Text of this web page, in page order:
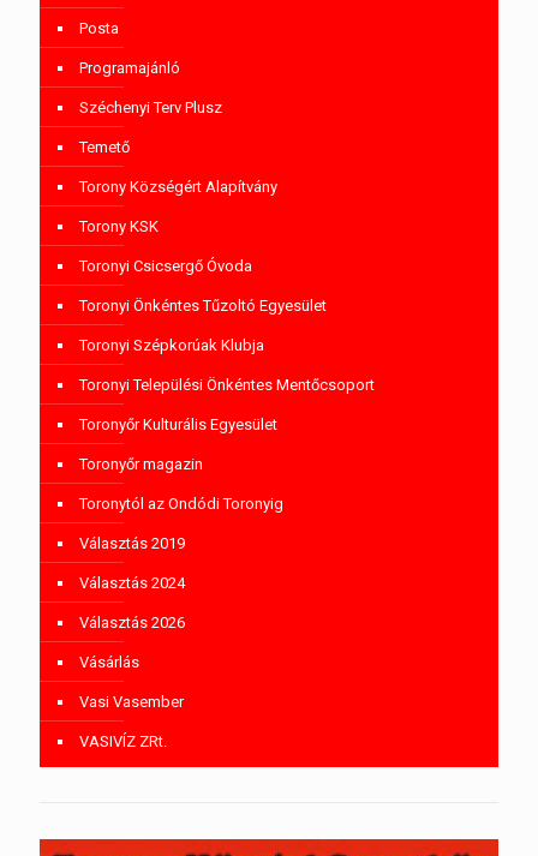
Posta
Programajánló
Széchenyi Terv Plusz
Temető
Torony Községért Alapítvány
Torony KSK
Toronyi Csicsergő Óvoda
Toronyi Önkéntes Tűzoltó Egyesület
Toronyi Szépkorúak Klubja
Toronyi Települési Önkéntes Mentőcsoport
Toronyőr Kulturális Egyesület
Toronyőr magazin
Toronytól az Ondódi Toronyig
Választás 2019
Választás 2024
Választás 2026
Vásárlás
Vasi Vasember
VASIVÍZ ZRt.